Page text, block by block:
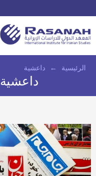
الرئيسية ← داعشية
داعشية